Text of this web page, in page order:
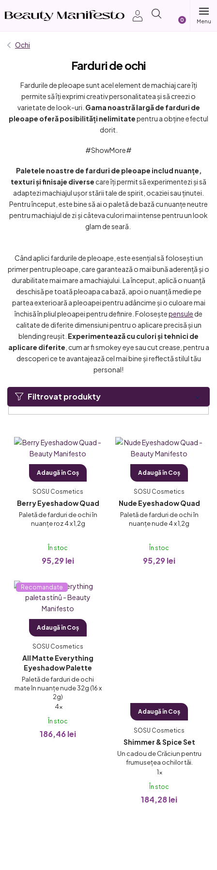
Ochi
Farduri de ochi
Fardurile de pleoape sunt acel element de machiaj care îți
permite să îți exprimi creativ personalitatea și să creezi o
varietate de look-uri. Gama noastră largă de farduri de
pleoape oferă posibilități nelimitatepentru a obține efectul
dorit.
#ShowMore#
Paletele noastre de farduri de pleoape includ nuanțe,
texturi și finisaje diverse care îți permit să experimentezi și să
adaptezi machiajul ușor stării tale de spirit, ocaziei sau ținutei.
Pentru început, este bine să ai o paletă de bază cu nuanțe neutre
pentru machiajul de zi și câteva culori mai intense pentru un look
glam de seară.
Când aplici fardurile de pleoape, este esențial să folosești un
primer pentru pleoape, care garantează o mai bună aderență și o
durabilitate mai mare a machiajului. La început, aplică o nuanță
deschisă pe toată pleoapa ca bază, apoi o nuanță medie pe
partea exterioară a pleoapei pentru adâncime și o culoare mai
închisă în pliul pleoapei pentru definire. Foloseștepensule de
calitate de diferite dimensiuni pentru o aplicare precisă și un
blending reușit. Experimentează cu culori și tehnici de
aplicare diferite , cum ar fi smokey eye sau cut crease, pentru a
descoperi ce te avantajează cel mai bine și reflectă stilul tău
personal!
Filtrovat produkty
Berry Eyeshadow Quad
SOSU Cosmetics
În stoc
95,29 lei
Adaugă în Coş
Paletă de farduri de ochi în
nuanțe roz 4 x 1,2g
Nude Eyeshadow Quad
SOSU Cosmetics
În stoc
95,29 lei
Adaugă în Coş
Paletă de farduri de ochi în
nuanțe nude 4 x 1,2g
Recomandate
All Matte Everything
Eyeshadow Palette
SOSU Cosmetics
Evaluarea
medie
produsului
4×
În stoc
186,46 lei
Adaugă în Coş
Paletă de farduri de ochi
mate în nuanțe nude 32g (16 x
2g)
Shimmer & Spice Set
SOSU Cosmetics
Evaluarea
medie
produsului
1×
În stoc
184,28 lei
Adaugă în Coş
Un cadou de Crăciun pentru
frumusețea ochilor tăi.